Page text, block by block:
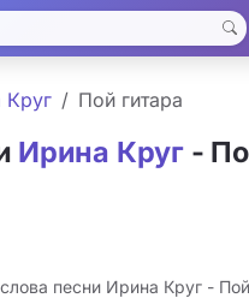
Круг Пой гитара
Ирина Круг-
песни Ирина Круг -